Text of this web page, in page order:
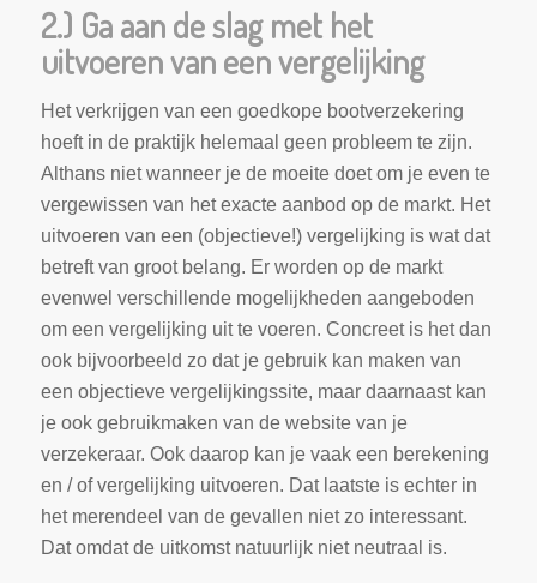
2.) Ga aan de slag met het
uitvoeren van een vergelijking
Het verkrijgen van een goedkope bootverzekering
hoeft in de praktijk helemaal geen probleem te zijn.
Althans niet wanneer je de moeite doet om je even te
vergewissen van het exacte aanbod op de markt. Het
uitvoeren van een (objectieve!) vergelijking is wat dat
betreft van groot belang. Er worden op de markt
evenwel verschillende mogelijkheden aangeboden
om een vergelijking uit te voeren. Concreet is het dan
ook bijvoorbeeld zo dat je gebruik kan maken van
een objectieve vergelijkingssite, maar daarnaast kan
je ook gebruikmaken van de website van je
verzekeraar. Ook daarop kan je vaak een berekening
en / of vergelijking uitvoeren. Dat laatste is echter in
het merendeel van de gevallen niet zo interessant.
Dat omdat de uitkomst natuurlijk niet neutraal is.